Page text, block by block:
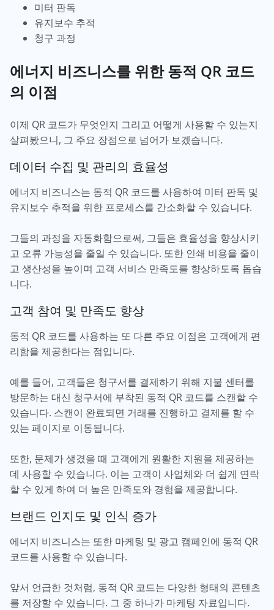
미터 판독
유지보수 추적
청구 과정
에너지 비즈니스를 위한 동적 QR 코드
의 이점
이제 QR 코드가 무엇인지 그리고 어떻게 사용할 수 있는지
살펴봤으니, 그 주요 장점으로 넘어가 보겠습니다.
데이터 수집 및 관리의 효율성
에너지 비즈니스는 동적 QR 코드를 사용하여 미터 판독 및
유지보수 추적을 위한 프로세스를 간소화할 수 있습니다.
그들의 과정을 자동화함으로써, 그들은 효율성을 향상시키
고 오류 가능성을 줄일 수 있습니다. 또한 인쇄 비용을 줄이
고 생산성을 높이며 고객 서비스 만족도를 향상하도록 돕습
니다.
고객 참여 및 만족도 향상
동적 QR 코드를 사용하는 또 다른 주요 이점은 고객에게 편
리함을 제공한다는 점입니다.
예를 들어, 고객들은 청구서를 결제하기 위해 지불 센터를
방문하는 대신 청구서에 부착된 동적 QR 코드를 스캔할 수
있습니다. 스캔이 완료되면 거래를 진행하고 결제를 할 수
있는 페이지로 이동됩니다.
또한, 문제가 생겼을 때 고객에게 원활한 지원을 제공하는
데 사용할 수 있습니다. 이는 고객이 사업체와 더 쉽게 연락
할 수 있게 하여 더 높은 만족도와 경험을 제공합니다.
브랜드 인지도 및 인식 증가
에너지 비즈니스는 또한 마케팅 및 광고 캠페인에 동적 QR
코드를 사용할 수 있습니다.
앞서 언급한 것처럼, 동적 QR 코드는 다양한 형태의 콘텐츠
를 저장할 수 있습니다. 그 중 하나가 마케팅 자료입니다.